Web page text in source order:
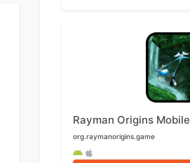
Rayman Origins Mobile
org.raymanorigins.game